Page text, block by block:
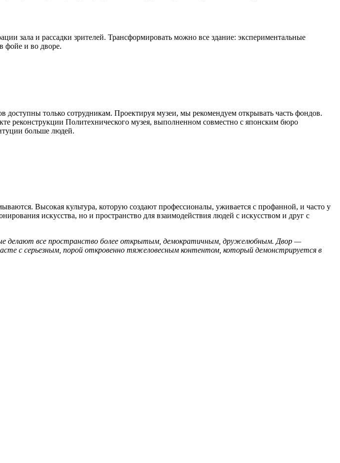
зала и рассадки зрителей. Трансформировать можно все здание: экспериментальные
фойе и во дворе.
только сотрудникам. Проектируя музеи, мы рекомендуем открывать часть фондов.
реконструкции Политехнического музея, выполненном совместно с японским бюро
больше людей.
Высокая культура, которую создают профессионалы, уживается с профанной, и часто у
искусства, но и пространство для взаимодействия людей с искусством и друг с
делают все пространство более открытым, демократичным, дружелюбным. Двор —
с серьезным, порой откровенно тяжеловесным контентом, который демонстрируется в